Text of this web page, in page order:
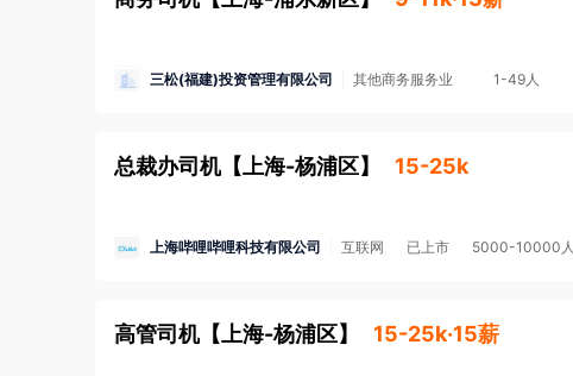
三松(福建)投资管理有限公司 其他商务服务业 1-49人
总裁办司机 【 上海-杨浦区】 15-25k
上海哔哩哔哩科技有限公司 互联网 已上市 5000-10000人
高管司机 【 上海-杨浦区】 15-25k·15薪